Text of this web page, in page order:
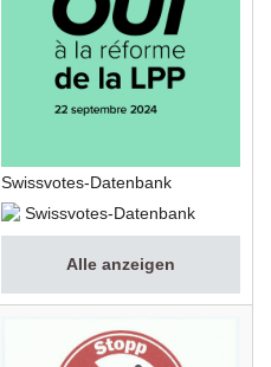
Swissvotes-Datenbank
Swissvotes-Datenbank
Alle anzeigen